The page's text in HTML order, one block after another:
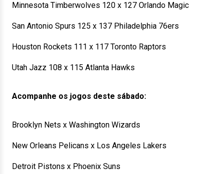
Minnesota Timberwolves 120 x 127 Orlando Magic
San Antonio Spurs 125 x 137 Philadelphia 76ers
Houston Rockets 111 x 117 Toronto Raptors
Utah Jazz 108 x 115 Atlanta Hawks
Acompanhe os jogos deste sábado:
Brooklyn Nets x Washington Wizards
New Orleans Pelicans x Los Angeles Lakers
Detroit Pistons x Phoenix Suns